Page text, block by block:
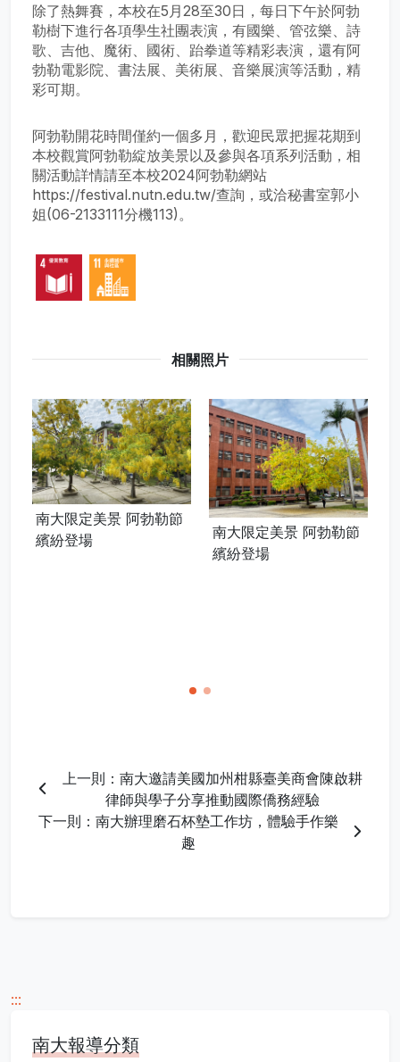
除了熱舞賽，本校在5月28至30日，每日下午於阿勃
勒樹下進行各項學生社團表演，有國樂、管弦樂、詩
歌、吉他、魔術、國術、跆拳道等精彩表演，還有阿
勃勒電影院、書法展、美術展、音樂展演等活動，精
彩可期。
阿勃勒開花時間僅約一個多月，歡迎民眾把握花期到
本校觀賞阿勃勒綻放美景以及參與各項系列活動，相
關活動詳情請至本校2024阿勃勒網站
https://festival.nutn.edu.tw/查詢，或洽秘書室郭小
姐(06-2133111分機113)。
相關照片
南大限定美景 阿勃勒節
繽紛登場
南大限定美景 阿勃勒節
繽紛登場
上一則：南大邀請美國加州柑縣臺美商會陳啟耕
律師與學子分享推動國際僑務經驗
下一則：南大辦理磨石杯墊工作坊，體驗手作樂
趣
:::
南大報導分類